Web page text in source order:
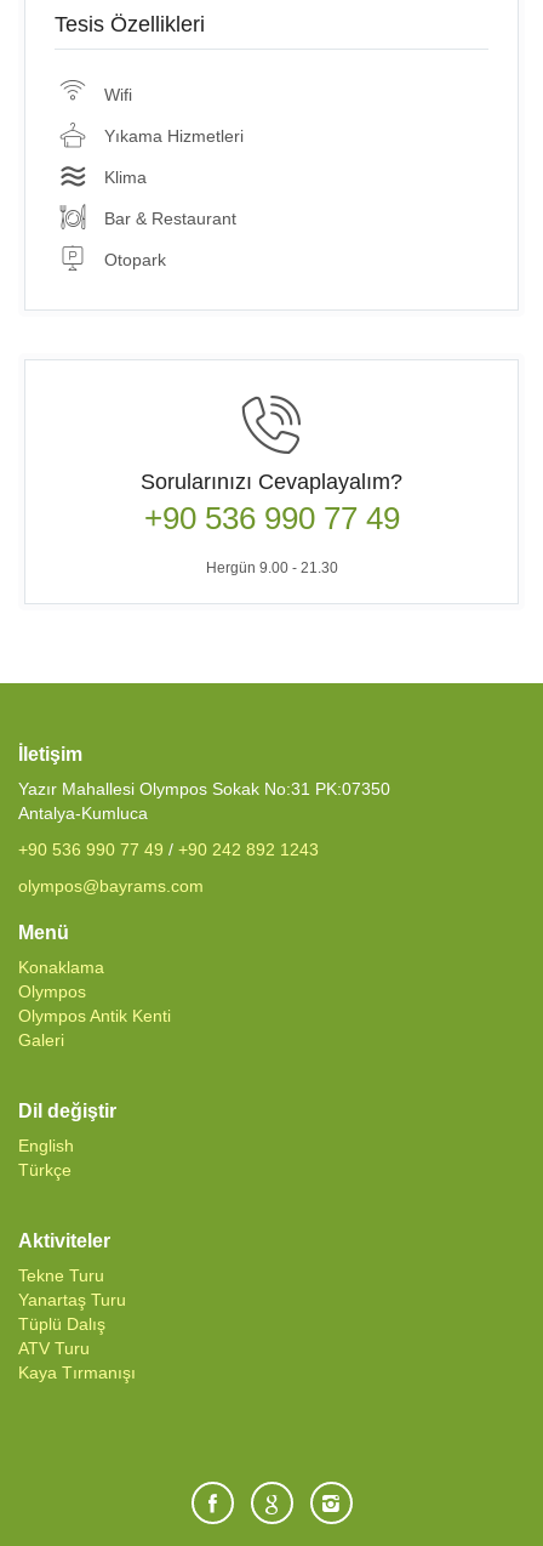
Tesis Özellikleri
Wifi
Yıkama Hizmetleri
Klima
Bar & Restaurant
Otopark
Sorularınızı Cevaplayalım?
+90 536 990 77 49
Hergün 9.00 - 21.30
İletişim
Yazır Mahallesi Olympos Sokak No:31 PK:07350
Antalya-Kumluca
+90 536 990 77 49 / +90 242 892 1243
olympos@bayrams.com
Menü
Konaklama
Olympos
Olympos Antik Kenti
Galeri
Dil değiştir
English
Türkçe
Aktiviteler
Tekne Turu
Yanartaş Turu
Tüplü Dalış
ATV Turu
Kaya Tırmanışı